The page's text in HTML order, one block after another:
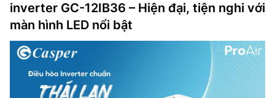
inverter GC-12IB36 – Hiện đại, tiện nghi với
màn hình LED nổi bật